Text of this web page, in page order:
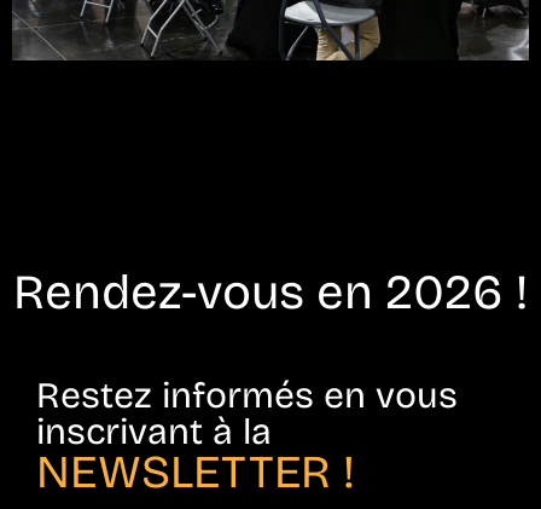
Rendez-vous en 2026 !
Restez informés en vous
inscrivant à la
NEWSLETTER !